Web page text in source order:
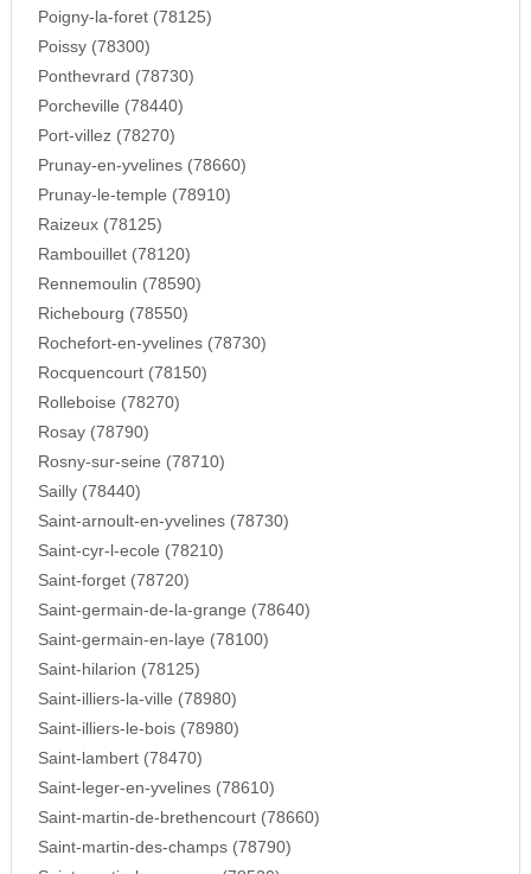
Poigny-la-foret (78125)
Poissy (78300)
Ponthevrard (78730)
Porcheville (78440)
Port-villez (78270)
Prunay-en-yvelines (78660)
Prunay-le-temple (78910)
Raizeux (78125)
Rambouillet (78120)
Rennemoulin (78590)
Richebourg (78550)
Rochefort-en-yvelines (78730)
Rocquencourt (78150)
Rolleboise (78270)
Rosay (78790)
Rosny-sur-seine (78710)
Sailly (78440)
Saint-arnoult-en-yvelines (78730)
Saint-cyr-l-ecole (78210)
Saint-forget (78720)
Saint-germain-de-la-grange (78640)
Saint-germain-en-laye (78100)
Saint-hilarion (78125)
Saint-illiers-la-ville (78980)
Saint-illiers-le-bois (78980)
Saint-lambert (78470)
Saint-leger-en-yvelines (78610)
Saint-martin-de-brethencourt (78660)
Saint-martin-des-champs (78790)